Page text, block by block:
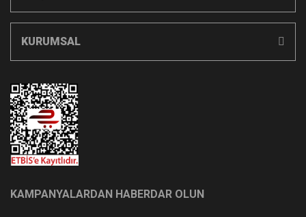
KURUMSAL
KAMPANYALARDAN HABERDAR OLUN